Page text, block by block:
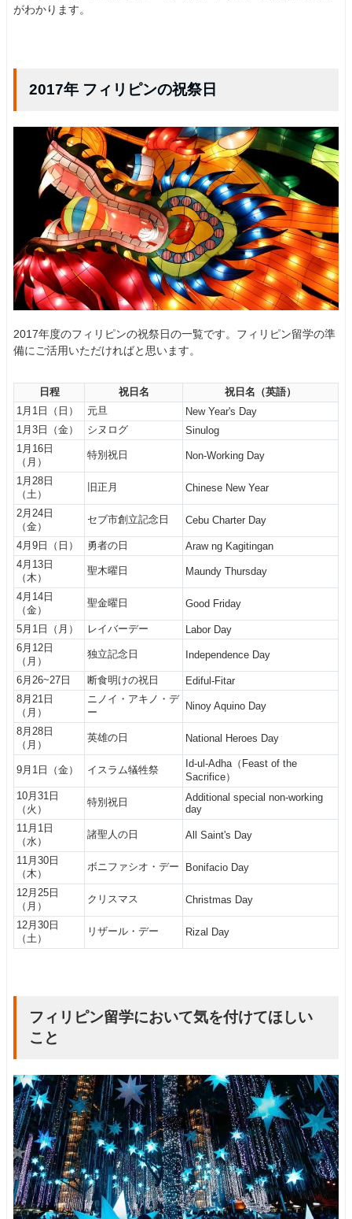
がわかります。
2017年 フィリピンの祝祭日
2017年度のフィリピンの祝祭日の一覧です。フィリピン留学の準
備にご活用いただければと思います。
日程 祝日名
祝日名（英語）
1月1日（日）
元旦
New Year's Day
1月3日（金）
シヌログ
Sinulog
1月16日
（月）
特別祝日 Non-Working Day
1月28日
（土）
旧正月 Chinese New Year
2月24日
（金）
セブ市創立記念日 Cebu Charter Day
4月9日（日） 勇者の日
Araw ng Kagitingan
4月13日
（木）
聖木曜日 Maundy Thursday
4月14日
（金）
聖金曜日 Good Friday
5月1日（月） レイバーデー
Labor Day
6月12日
（月）
独立記念日 Independence Day
6月26~27日 断食明けの祝日
Ediful-Fitar
8月21日
（月）
ニノイ・アキノ・デ
ー
Ninoy Aquino Day
8月28日
（月）
英雄の日 National Heroes Day
9月1日（金） イスラム犠牲祭
Id-ul-Adha（Feast of the
Sacrifice）
10月31日
（火）
特別祝日
Additional special non-working
day
11月1日
（水）
諸聖人の日 All Saint's Day
11月30日
（木）
ボニファシオ・デー Bonifacio Day
12月25日
（月）
クリスマス Christmas Day
12月30日
（土）
リザール・デー Rizal Day
フィリピン留学において気を付けてほしい
こと